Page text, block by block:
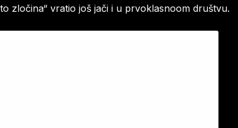
zločina“ vratio još jači i u prvoklasnoom društvu.